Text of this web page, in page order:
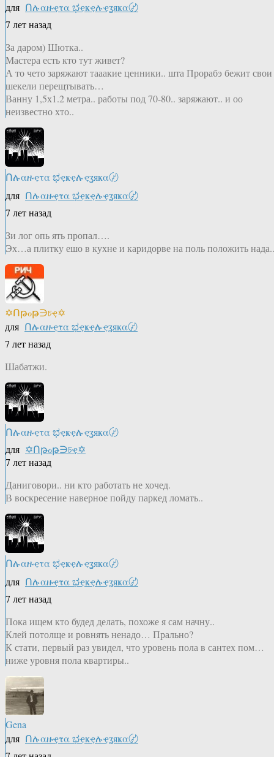
для Ոሉαዙҿτα ಭҿҝҿሉҿʓяҝα〄
7 лет назад
За даром) Шютка..
Мастера есть кто тут живет?
А то чето заряжают тааакие ценники.. шта Прорабэ бежит свои
шекели перещтывать…
Ванну 1,5х1.2 метра.. работы под 70-80.. заряжают.. и оо
неизвестно хто..
Ոሉαዙҿτα ಭҿҝҿሉҿʓяҝα〄
для Ոሉαዙҿτα ಭҿҝҿሉҿʓяҝα〄
7 лет назад
Зи лог опь ять пропал….
Эх…а плитку ешо в кухне и каридорве на поль положить нада..
✡Ոթℴթ∋চҿ✡
для Ոሉαዙҿτα ಭҿҝҿሉҿʓяҝα〄
7 лет назад
Шабатжи.
Ոሉαዙҿτα ಭҿҝҿሉҿʓяҝα〄
для ✡Ոթℴթ∋চҿ✡
7 лет назад
Даниговори.. ни кто работать не хочед.
В воскресение наверное пойду паркед ломать..
Ոሉαዙҿτα ಭҿҝҿሉҿʓяҝα〄
для Ոሉαዙҿτα ಭҿҝҿሉҿʓяҝα〄
7 лет назад
Пока ищем кто будед делать, похоже я сам начну..
Клей потолще и ровнять ненадо… Прально?
К стати, первый раз увидел, что уровень пола в сантех пом…
ниже уровня пола квартиры..
Gena
для Ոሉαዙҿτα ಭҿҝҿሉҿʓяҝα〄